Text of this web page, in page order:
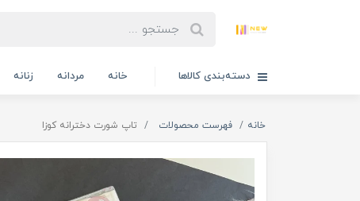
دسته‌بندی کالاها خانه مردانه زنانه
خانه فهرست محصولات تاپ شورت دخترانه کوزا